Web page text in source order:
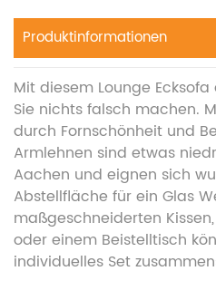
Produktinformationen
Mit diesem Lounge
Sie nichts falsch machen.
durch Fornschönheit und
Armlehnen sind etwas
Aachen und eignen sich
Abstellfläche für ein Glas
maßgeschneiderten
oder einem Beistelltisch
individuelles Set